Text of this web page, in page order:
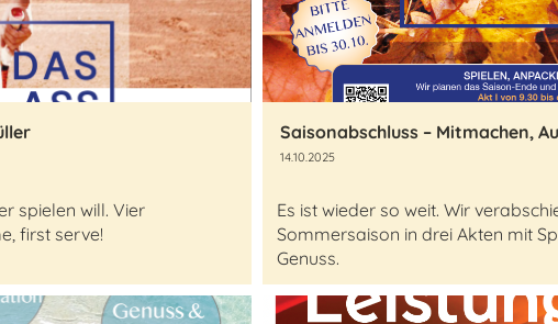
spielen will. Vier
first serve!
Saisonabschluss – Mitmachen,
14.10.2025
Es ist wieder so weit. Wir
Sommersaison in drei Akten mit
Genuss.